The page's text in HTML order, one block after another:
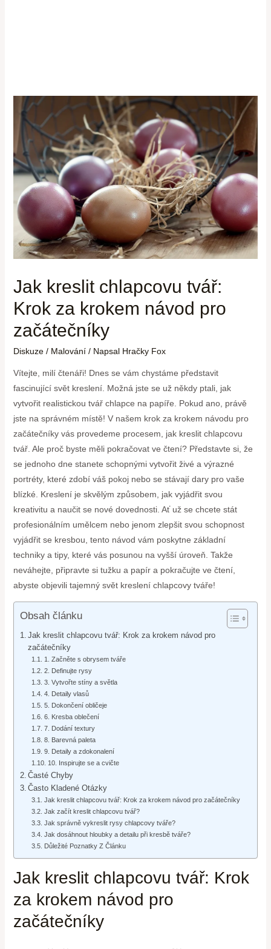
Jak kreslit chlapcovu tvář:
Krok za krokem návod pro
začátečníky
Diskuze / Malování/ Napsal Hračky Fox
Vítejte, milí čtenáři! Dnes se vám chystáme představit
fascinující svět kreslení. Možná jste se už někdy ptali, jak
vytvořit realistickou tvář chlapce na papíře. Pokud ano, právě
jste na správném místě! V našem krok za krokem návodu pro
začátečníky vás provedeme procesem, jak kreslit chlapcovu
tvář. Ale proč byste měli pokračovat ve čtení? Představte si, že
se jednoho dne stanete schopnými vytvořit živé a výrazné
portréty, které zdobí váš pokoj nebo se stávají dary pro vaše
blízké. Kreslení je skvělým způsobem, jak vyjádřit svou
kreativitu a naučit se nové dovednosti. Ať už se chcete stát
profesionálním umělcem nebo jenom zlepšit svou schopnost
vyjádřit se kresbou, tento návod vám poskytne základní
techniky a tipy, které vás posunou na vyšší úroveň. Takže
neváhejte, připravte si tužku a papír a pokračujte ve čtení,
abyste objevili tajemný svět kreslení chlapcovy tváře!
Obsah článku
Jak kreslit chlapcovu tvář: Krok za krokem návod pro
začátečníky
1. Začněte s obrysem tváře
2. Definujte rysy
3. Vytvořte stíny a světla
4. Detaily vlasů
5. Dokončení obličeje
6. Kresba oblečení
7. Dodání textury
8. Barevná paleta
9. Detaily a zdokonalení
10. Inspirujte se a cvičte
Časté Chyby
Často Kladené Otázky
Jak kreslit chlapcovu tvář: Krok za krokem návod pro začátečníky
Jak začít kreslit chlapcovu tvář?
Jak správně vykreslit rysy chlapcovy tváře?
Jak dosáhnout hloubky a detailu při kresbě tváře?
Důležité Poznatky Z Článku
Jak kreslit chlapcovu tvář: Krok
za krokem návod pro
začátečníky